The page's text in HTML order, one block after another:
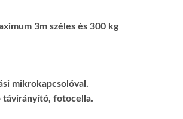
3m széles és 300 kg
mikrokapcsolóval.
távirányító, fotocella.